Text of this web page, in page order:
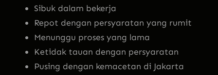
Sibuk dalam bekerja
Repot dengan persyaratan yang rumit
Menunggu proses yang lama
Ketidak tauan dengan persyaratan
Pusing dengan kemacetan di Jakarta